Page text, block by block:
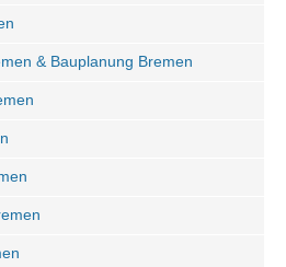
& Bauplanung Bremen